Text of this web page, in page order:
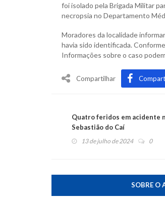
foi isolado pela Brigada Militar
necropsia no Departamento
Moradores da localidade
havia sido identificada.
Informações sobre o caso
Compartilhar
Quatro feridos em acidente
Sebastião do Caí
13 de julho de 2024 0
SOBRE O